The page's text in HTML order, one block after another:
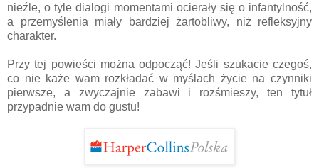
nieźle, o tyle dialogi momentami ocierały się o infantylność,
a przemyślenia miały bardziej żartobliwy, niż refleksyjny
charakter.
Przy tej powieści można odpocząć! Jeśli szukacie czegoś,
co nie każe wam rozkładać w myślach życie na czynniki
pierwsze, a zwyczajnie zabawi i rozśmieszy, ten tytuł
przypadnie wam do gustu!